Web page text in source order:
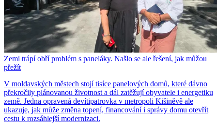
Zemi trápí obří problém s paneláky. Našlo se ale řešení, jak můžou
přežít
V moldavských městech stojí tisíce panelových domů, které dávno
překročily plánovanou životnost a dál zatěžují obyvatele i energetiku
země. Jedna opravená devítipatrovka v metropoli Kišiněvě ale
ukazuje, jak může změna topení, financování i správy domu otevřít
cestu k rozsáhlejší modernizaci.